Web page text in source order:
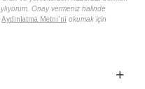
Onay vermeniz halinde
Aydınlatma Metni'ni okumak için